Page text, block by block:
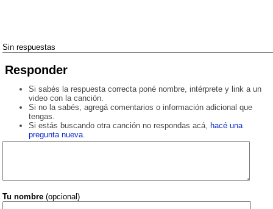
Sin respuestas
Responder
Si sabés la respuesta correcta poné nombre, intérprete y link a un
video con la canción.
Si no la sabés, agregá comentarios o información adicional que
tengas.
Si estás buscando otra canción no respondas acá, hacé una
pregunta nueva.
Tu nombre (opcional)